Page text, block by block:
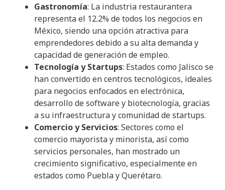
Gastronomía: La industria restaurantera
representa el 12.2% de todos los negocios en
México, siendo una opción atractiva para
emprendedores debido a su alta demanda y
capacidad de generación de empleo.
Tecnología y Startups: Estados como Jalisco se
han convertido en centros tecnológicos, ideales
para negocios enfocados en electrónica,
desarrollo de software y biotecnología, gracias
a su infraestructura y comunidad de startups.
Comercio y Servicios: Sectores como el
comercio mayorista y minorista, así como
servicios personales, han mostrado un
crecimiento significativo, especialmente en
estados como Puebla y Querétaro.